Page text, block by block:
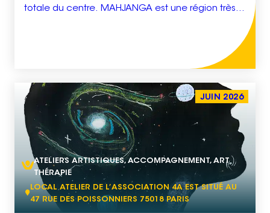
totale du centre. MAHJANGA est une région très
Radiographie numérisée, ECG, échographes,
spiromètres etc., sans compter qu’il s’agit dune
énergie verte.
JUIN 2026
ATELIERS ARTISTIQUES, ACCOMPAGNEMENT, ART
THÉRAPIE
LOCAL ATELIER DE L’ASSOCIATION 4A EST SITUÉ AU
47 RUE DES POISSONNIERS 75018 PARIS